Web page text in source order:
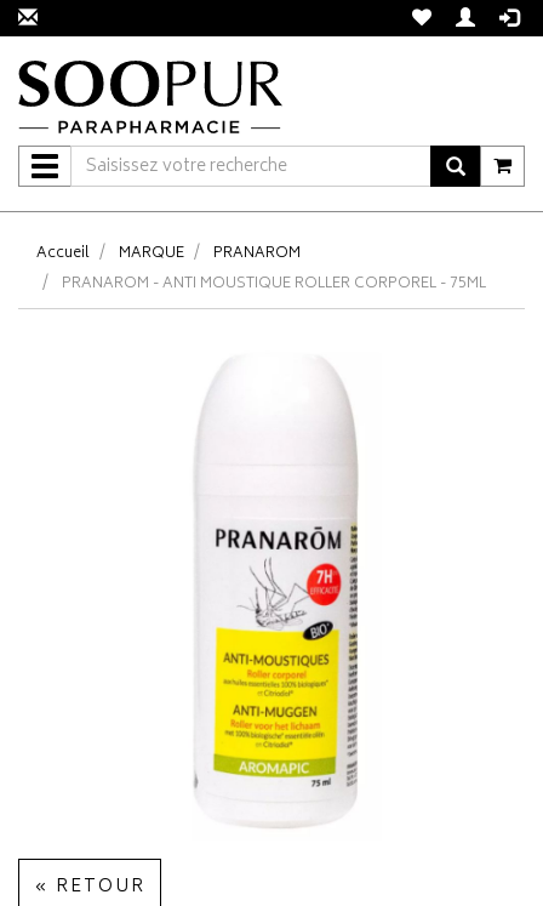
Navigation
Accueil MARQUE
PRANAROM
PRANAROM - ANTI MOUSTIQUE ROLLER CORPOREL - 75ML
« RETOUR